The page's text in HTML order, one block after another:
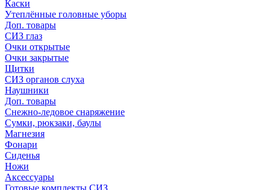
Каски
Утеплённые головные уборы
Доп. товары
СИЗ глаз
Очки открытые
Очки закрытые
Щитки
СИЗ органов слуха
Наушники
Доп. товары
Снежно-ледовое снаряжение
Сумки, рюкзаки, баулы
Магнезия
Фонари
Сиденья
Ножи
Аксессуары
Готовые комплекты СИЗ